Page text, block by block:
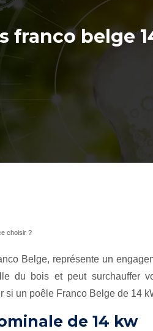
franco belge
choisir ?
Belge, représente un
du bois et peut surchauffer
un poêle Franco Belge de 14
de 14 kw